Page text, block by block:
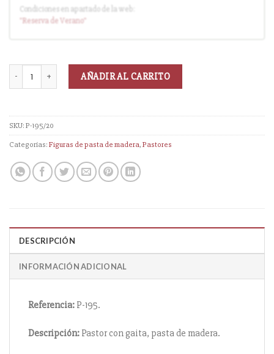
Entrega en cuanto el pedido esté disponible (sin descuento)
Condiciones en apartado de la web:
"Reservade Verano"
AÑADIR AL CARRITO
SKU:P-195/20
Categorías:Figuras de pasta de madera,Pastores
DESCRIPCIÓN
INFORMACIÓN ADICIONAL
Referencia: P-195.
Descripción: Pastor con gaita, pasta de madera.